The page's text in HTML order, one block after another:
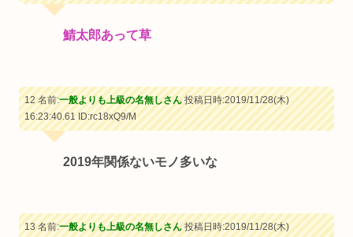
鯖太郎あって草
12 名前:一般よりも上級の名無しさん投稿日時:2019/11/28(木)
16:23:40.61ID:rc18xQ9/M
2019年関係ないモノ多いな
13 名前:一般よりも上級の名無しさん投稿日時:2019/11/28(木)